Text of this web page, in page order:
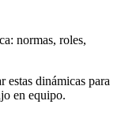
normas, roles,
estas dinámicas para
en equipo.